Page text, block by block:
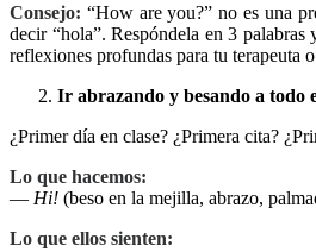
Consejo: “How are you?” no es una
decir “hola”. Respóndela en 3 palabras
reflexiones profundas para tu terapeuta
Ir abrazando y besando a todo
¿Primer día en clase? ¿Primera cita?
Lo que hacemos:
— Hi! (beso en la mejilla, abrazo,
Lo que ellos sienten: